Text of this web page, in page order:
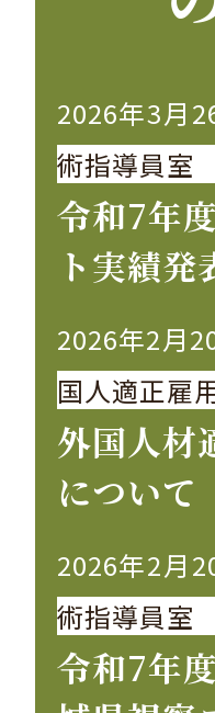
2026年3月
術指導員
令和7年
ト実績
2026年2月
国人適正雇
外国人材
について
2026年2月
術指導員
令和7年